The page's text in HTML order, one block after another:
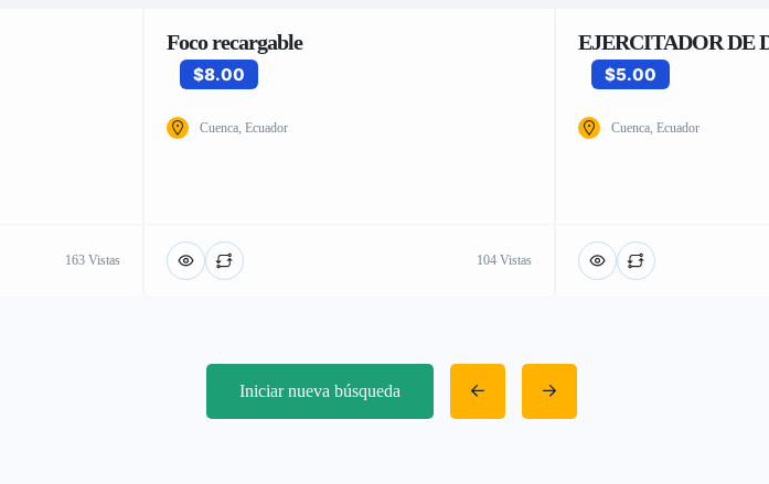
163 Vistas
Foco recargable
$8.00
Cuenca, Ecuador
104 Vistas
EJERCITADOR DE
$5.00
Cuenca, Ecuador
Iniciar nueva búsqueda